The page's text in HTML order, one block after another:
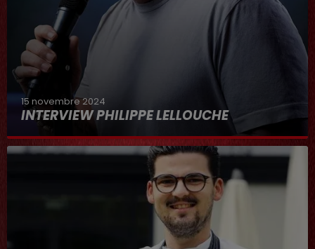
15 novembre 2024
INTERVIEW PHILIPPE LELLOUCHE